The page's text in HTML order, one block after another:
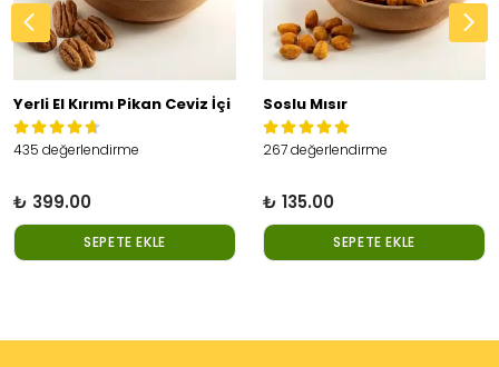
Yerli El Kırımı Pikan Ceviz İçi
435 değerlendirme
₺ 399.00
SEPETE EKLE
Soslu Mısır
267 değerlendirme
₺ 135.00
SEPETE EKLE